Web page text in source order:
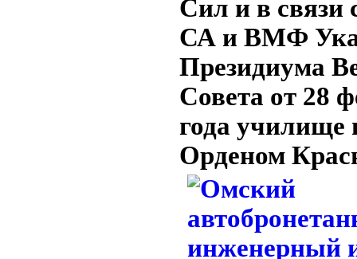
Сил и в связи
СА и ВМФ
Президиума
Совета от 28
года училище
Орденом